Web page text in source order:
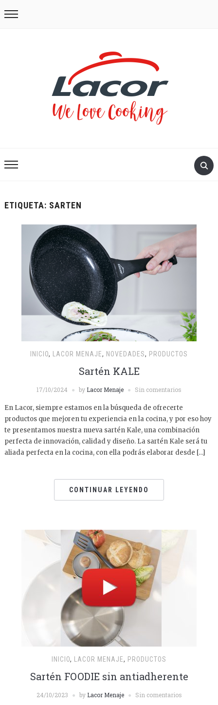
ETIQUETA: SARTEN
INICIO, LACOR MENAJE, NOVEDADES, PRODUCTOS
Sartén KALE
17/10/2024 by Lacor Menaje Sin comentarios
En Lacor, siempre estamos en la búsqueda de ofrecerte
productos que mejoren tu experiencia en la cocina, y por eso hoy
te presentamos nuestra nueva sartén Kale, una combinación
perfecta de innovación, calidad y diseño. La sartén Kale será tu
aliada perfecta en la cocina, con ella podrás elaborar desde […]
CONTINUAR LEYENDO
INICIO, LACOR MENAJE, PRODUCTOS
Sartén FOODIE sin antiadherente
24/10/2023 by Lacor Menaje Sin comentarios